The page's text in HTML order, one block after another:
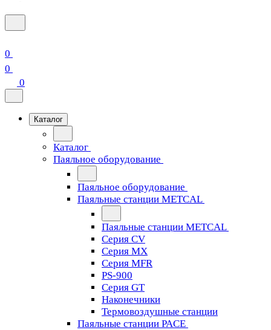
0
0
0
Каталог
Каталог
Паяльное оборудование
Паяльное оборудование
Паяльные станции METCAL
Паяльные станции METCAL
Серия CV
Серия MX
Серия MFR
PS-900
Серия GT
Наконечники
Термовоздушные станции
Паяльные станции PACE